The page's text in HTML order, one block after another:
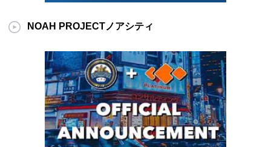
NOAH PROJECTノアシティ